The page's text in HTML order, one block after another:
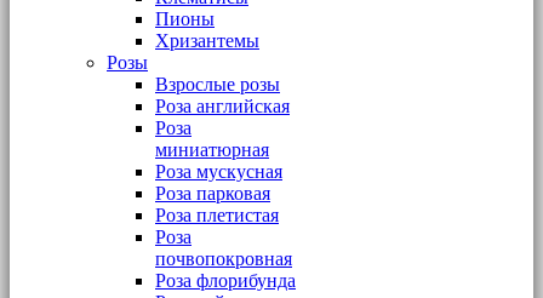
Пионы
Хризантемы
Розы
Взрослые розы
Роза английская
Роза
миниатюрная
Роза мускусная
Роза парковая
Роза плетистая
Роза
почвопокровная
Роза флорибунда